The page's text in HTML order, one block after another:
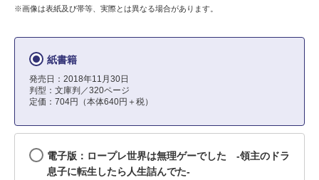
※画像は表紙及び帯等、実際とは異なる場合があります。
紙書籍
発売日：2018年11月30日
判型：文庫判／320ページ
定価：704円（本体640円＋税）
電子版：ロープレ世界は無理ゲーでした -領主のドラ
息子に転生したら人生詰んでた-